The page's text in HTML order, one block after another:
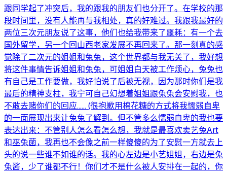
跟同学起了冲突后，我的跟我的朋友们也分开了。在学校的那
段时间里，没有人能再与我相处，真的好难过。我跟我最好的
两位三次元朋友说了这事，他们也给我带来了噩耗：有一个去
国外留学，另一个回山西老家发展不再回来了。那一刻真的感
觉除了二次元的姐姐和兔兔，这个世界都与我无关了，我好想
将这件事情告诉姐姐和兔兔，可姐姐白天被工作烦心，兔兔也
有自己是工作要做，我好怕说了后被无视，因为那时你们是我
最后的精神支柱，我宁可自己幻想着姐姐跟兔兔会安慰我，也
不敢去赌你们的回应...... (很抱歉用棉花糖的方式将我懦弱自卑
的一面展现出来让兔兔了解到。但不管多么懦弱自卑的我也要
表达出来：不管别人怎么看怎么想，我就是最喜欢卖艺兔Art
和巫兔菌，我再也不会像之前一样傻傻的为了安慰一方就去上
头的说一些谁不如谁的话。我的心左边是小艺姐姐，右边是兔
兔酱，少了谁都不行！你们才不是什么被人安排在一起的，你